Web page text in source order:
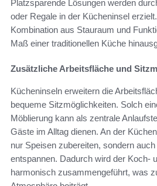
Platzsparende Lösungen werden
oder Regale in der Kücheninsel
Kombination aus Stauraum und
Maß einer traditionellen Küche
Zusätzliche Arbeitsfläche und
Kücheninseln erweitern die
bequeme Sitzmöglichkeiten. Solch
Möblierung kann als zentrale
Gäste im Alltag dienen. An der
nur Speisen zubereiten, sondern
entspannen. Dadurch wird der Koch-
harmonisch zusammengeführt, was